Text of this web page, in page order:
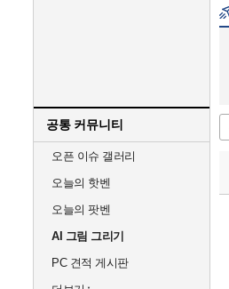
공통 커뮤니티
오픈 이슈 갤러리
오늘의 핫벤
오늘의 팟벤
AI 그림 그리기
PC 견적 게시판